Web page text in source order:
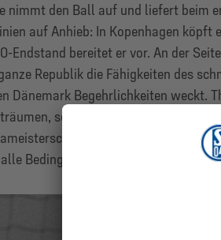
nimmt den Ball auf und liefert beim
auf Anhieb: In Kopenhagen köpft
Endstand bereitet er vor. An der
Republik die Fähigkeiten des
Dänemark Begehrlichkeiten weckt.
sondern will sich bei seinem
1988 im eigenen Land
Bedingungen, um eine